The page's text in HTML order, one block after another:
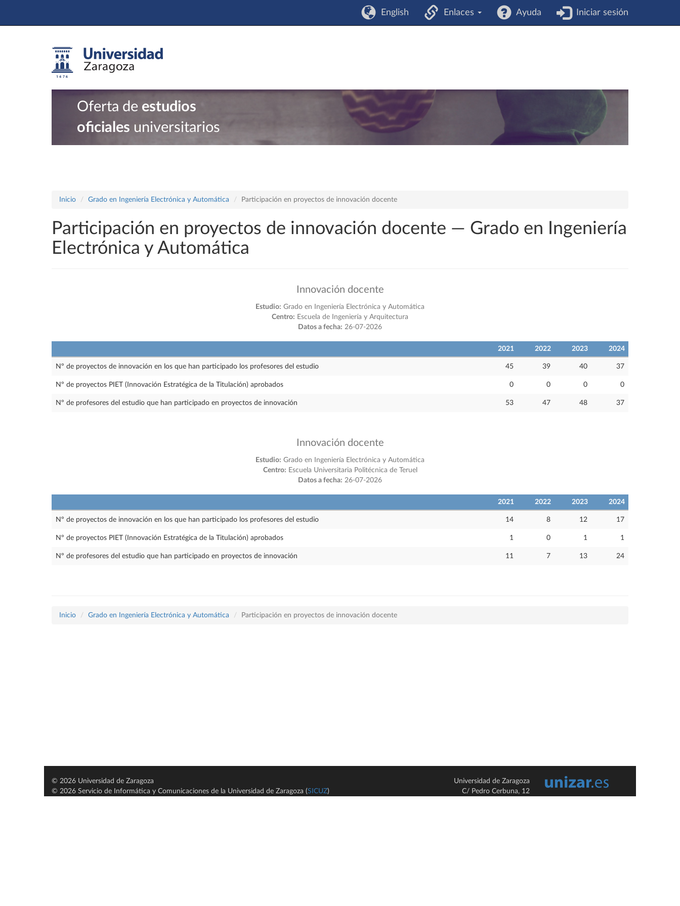
English Enlaces Ayuda Iniciar sesión
Oferta de estudios
oficiales universitarios
Inicio Grado en Ingeniería Electrónica y Automática Participación en proyectos de innovación docente
Participación en proyectos de innovación docente — Grado en Ingeniería
Electrónica y Automática
Innovación docente
Estudio: Grado en Ingeniería Electrónica y Automática
Centro: Escuela de Ingeniería y Arquitectura
Datos a fecha: 26-07-2026
2021 2022 2023 2024
Nº de proyectos de innovación en los que han participado los profesores del estudio 45 39 40 37
Nº de proyectos PIET (Innovación Estratégica de la Titulación) aprobados 0 0 0 0
Nº de profesores del estudio que han participado en proyectos de innovación 53 47 48 37
Innovación docente
Estudio: Grado en Ingeniería Electrónica y Automática
Centro: Escuela Universitaria Politécnica de Teruel
Datos a fecha: 26-07-2026
2021 2022 2023 2024
Nº de proyectos de innovación en los que han participado los profesores del estudio 14 8 12 17
Nº de proyectos PIET (Innovación Estratégica de la Titulación) aprobados 1 0 1 1
Nº de profesores del estudio que han participado en proyectos de innovación 11 7 13 24
Inicio Grado en Ingeniería Electrónica y Automática Participación en proyectos de innovación docente
© 2026 Universidad de Zaragoza
© 2026 Servicio de Informática y Comunicaciones de la Universidad de Zaragoza (SICUZ)
Universidad de Zaragoza
C/ Pedro Cerbuna, 12